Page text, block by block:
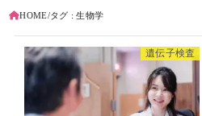
HOME タグ : 生物学
遺伝子検査